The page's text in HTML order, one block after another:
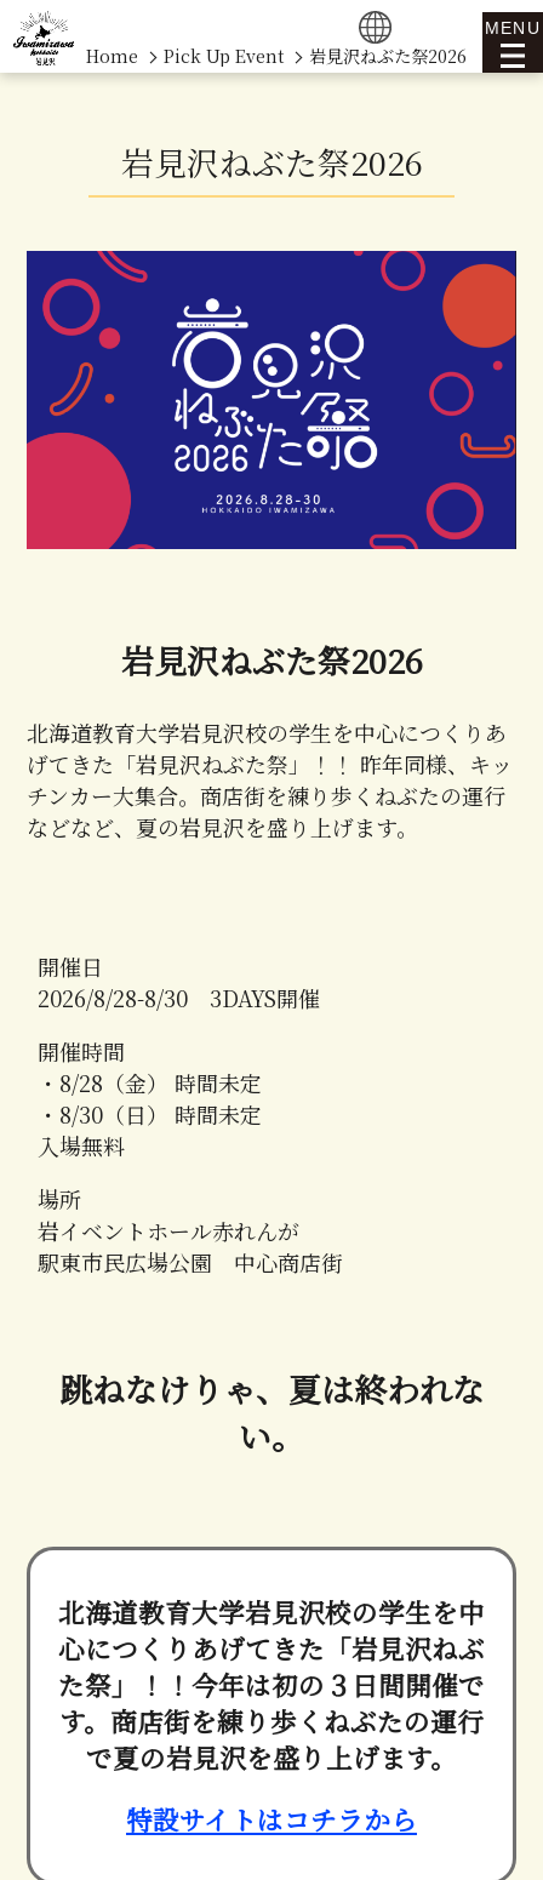
MENU
Home Pick Up Event 岩見沢ねぶた祭2026
岩見沢ねぶた祭2026
岩見沢ねぶた祭2026
北海道教育大学岩見沢校の学生を中心につくりあ
げてきた「岩見沢ねぶた祭」！！ 昨年同様、キッ
チンカー大集合。商店街を練り歩くねぶたの運行
などなど、夏の岩見沢を盛り上げます。
開催日
2026/8/28-8/30 3DAYS開催
開催時間
・8/28（金） 時間未定
・8/30（日） 時間未定
入場無料
場所
岩イベントホール赤れんが
駅東市民広場公園 中心商店街
跳ねなけりゃ、夏は終われな
い。
北海道教育大学岩見沢校の学生を中
心につくりあげてきた「岩見沢ねぶ
た祭」！！今年は初の３日間開催で
す。商店街を練り歩くねぶたの運行
で夏の岩見沢を盛り上げます。
特設サイトはコチラから